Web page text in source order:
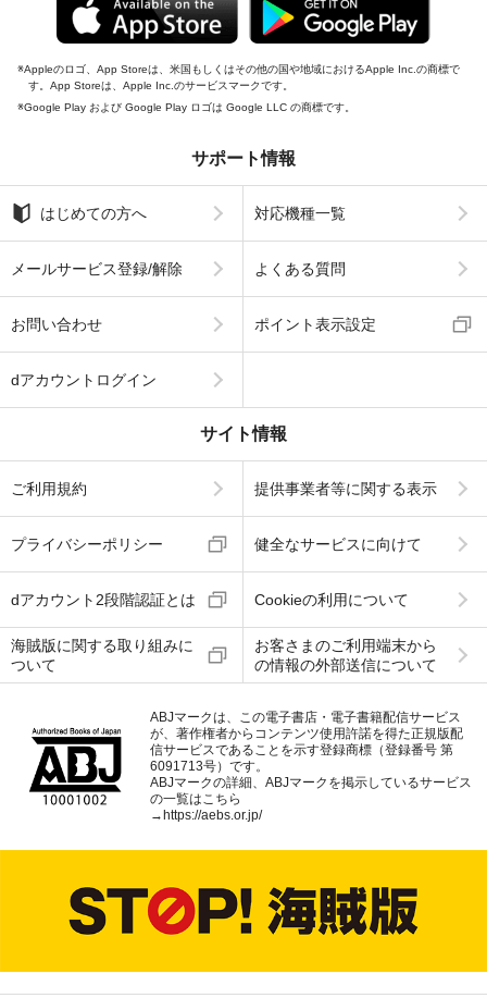
Appleのロゴ、App Storeは、米国もしくはその他の国や地域におけるApple Inc.の商標で
す。App Storeは、Apple Inc.のサービスマークです。
Google Play および Google Play ロゴは Google LLC の商標です。
サポート情報
はじめての方へ 対応機種一覧
メールサービス登録/解除 よくある質問
お問い合わせ ポイント表示設定
dアカウントログイン
サイト情報
ご利用規約 提供事業者等に関する表示
プライバシーポリシー 健全なサービスに向けて
dアカウント2段階認証とは Cookieの利用について
海賊版に関する取り組みに
ついて
お客さまのご利用端末から
の情報の外部送信について
ABJマークは、この電子書店・電子書籍配信サービス
が、著作権者からコンテンツ使用許諾を得た正規版配
信サービスであることを示す登録商標（登録番号 第
6091713号）です。
ABJマークの詳細、ABJマークを掲示しているサービス
の一覧はこちら
→https://aebs.or.jp/